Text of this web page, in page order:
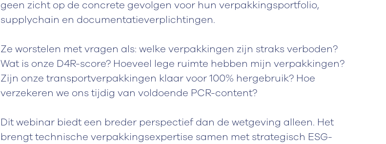
geen zicht op de concrete gevolgen voor hun verpakkingsportfolio,
supplychain en documentatieverplichtingen.
Ze worstelen met vragen als: welke verpakkingen zijn straks verboden?
Wat is onze D4R-score? Hoeveel lege ruimte hebben mijn verpakkingen?
Zijn onze transportverpakkingen klaar voor 100% hergebruik? Hoe
verzekeren we ons tijdig van voldoende PCR-content?
Dit webinar biedt een breder perspectief dan de wetgeving alleen. Het
brengt technische verpakkingsexpertise samen met strategisch ESG-